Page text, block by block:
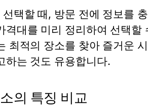
택할 때, 방문 전에 정보를
격대를 미리 정리하여 선택
최적의 장소를 찾아 즐거운
하는 것도 유용합니다.
의 특징 비교